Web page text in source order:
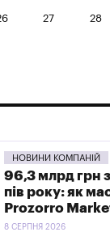
27 28
НОВИНИ КОМПАНІЙ
96,3 млрд грн
пів року: як
Prozorro
8 СЕРПНЯ 2026